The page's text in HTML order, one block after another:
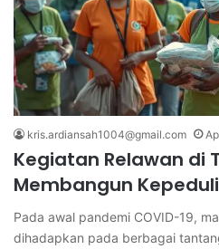
kris.ardiansah1004@gmail.com
Kegiatan Relawan di
Membangun
Pada awal pandemi COVID-19,
dihadapkan pada berbagai